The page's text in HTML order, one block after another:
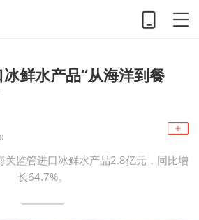
鲜水产品“从海洋到餐
关监管进口冰鲜水产品2.8亿元，同比增
长64.7%。